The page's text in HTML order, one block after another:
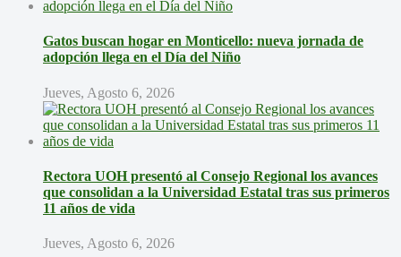
Gatos buscan hogar en Monticello: nueva jornada de
adopción llega en el Día del Niño
Jueves, Agosto 6, 2026
Rectora UOH presentó al Consejo Regional los avances
que consolidan a la Universidad Estatal tras sus primeros
11 años de vida
Jueves, Agosto 6, 2026